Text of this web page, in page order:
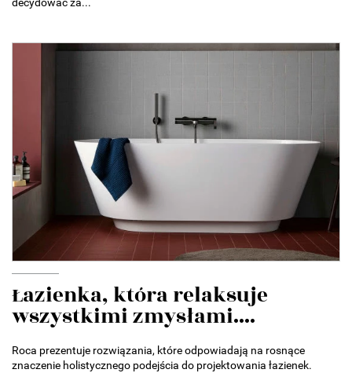
Łazienka, która relaksuje
wszystkimi zmysłami....
Roca prezentuje rozwiązania, które odpowiadają na rosnące
znaczenie holistycznego podejścia do projektowania łazienek.